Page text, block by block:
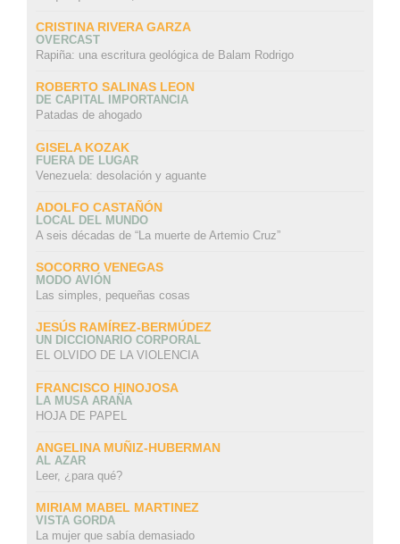
CRISTINA RIVERA GARZA
OVERCAST
Rapiña: una escritura geológica de Balam Rodrigo
ROBERTO SALINAS LEON
DE CAPITAL IMPORTANCIA
Patadas de ahogado
GISELA KOZAK
FUERA DE LUGAR
Venezuela: desolación y aguante
ADOLFO CASTAÑÓN
LOCAL DEL MUNDO
A seis décadas de “La muerte de Artemio Cruz”
SOCORRO VENEGAS
MODO AVIÓN
Las simples, pequeñas cosas
JESÚS RAMÍREZ-BERMÚDEZ
UN DICCIONARIO CORPORAL
EL OLVIDO DE LA VIOLENCIA
FRANCISCO HINOJOSA
LA MUSA ARAÑA
HOJA DE PAPEL
ANGELINA MUÑIZ-HUBERMAN
AL AZAR
Leer, ¿para qué?
MIRIAM MABEL MARTINEZ
VISTA GORDA
La mujer que sabía demasiado